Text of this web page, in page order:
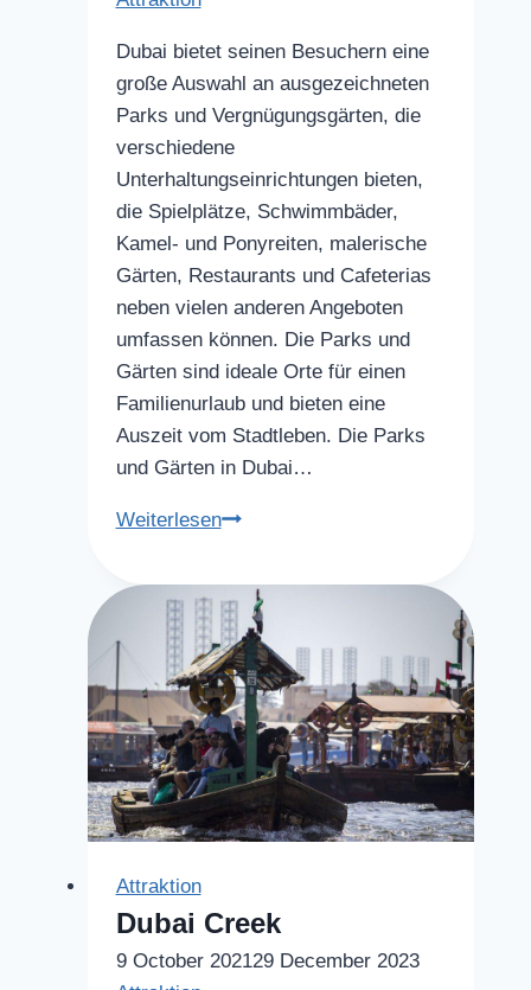
Dubai bietet seinen Besuchern eine
große Auswahl an ausgezeichneten
Parks und Vergnügungsgärten, die
verschiedene
Unterhaltungseinrichtungen bieten,
die Spielplätze, Schwimmbäder,
Kamel- und Ponyreiten, malerische
Gärten, Restaurants und Cafeterias
neben vielen anderen Angeboten
umfassen können. Die Parks und
Gärten sind ideale Orte für einen
Familienurlaub und bieten eine
Auszeit vom Stadtleben. Die Parks
und Gärten in Dubai…
WeiterlesenParks
Dubai
Attraktion
Dubai Creek
9 October 202129 December 2023